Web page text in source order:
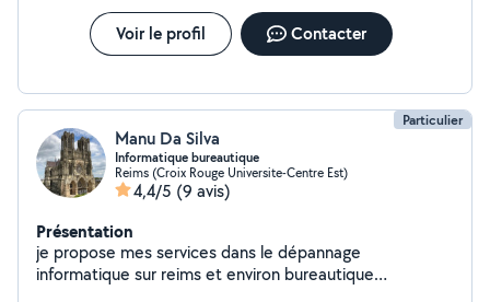
Voir le profil Contacter
Particulier
Manu Da Silva
Informatique bureautique
Reims (Croix Rouge Universite-Centre Est)
4,4/5 (9 avis)
Présentation
je propose mes services dans le dépannage
informatique sur reims et environ bureautique